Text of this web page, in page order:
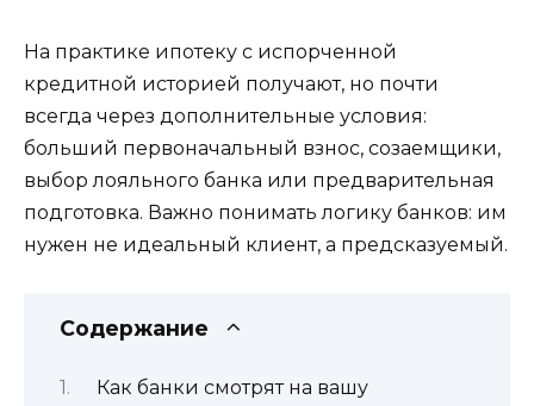
На практике ипотеку с испорченной
кредитной историей получают, но почти
всегда через дополнительные условия:
больший первоначальный взнос, созаемщики,
выбор лояльного банка или предварительная
подготовка. Важно понимать логику банков: им
нужен не идеальный клиент, а предсказуемый.
Содержание
Как банки смотрят на вашу